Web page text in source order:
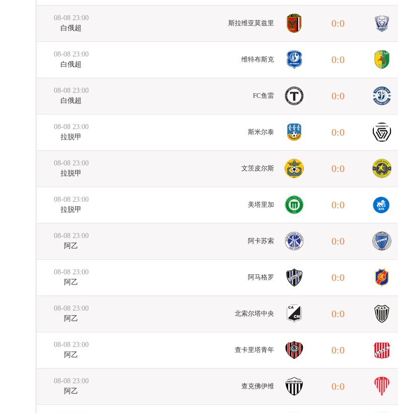
08-08 23:00
白俄超
斯拉维亚莫兹里 0:0
08-08 23:00
白俄超
维特布斯克 0:0
08-08 23:00
白俄超
FC鱼雷 0:0
08-08 23:00
拉脱甲
斯米尔泰 0:0
08-08 23:00
拉脱甲
文茨皮尔斯 0:0
08-08 23:00
拉脱甲
美塔里加 0:0
08-08 23:00
阿乙
阿卡苏索 0:0
08-08 23:00
阿乙
阿马格罗 0:0
08-08 23:00
阿乙
北索尔塔中央 0:0
08-08 23:00
阿乙
查卡里塔青年 0:0
08-08 23:00
阿乙
查克佛伊维 0:0